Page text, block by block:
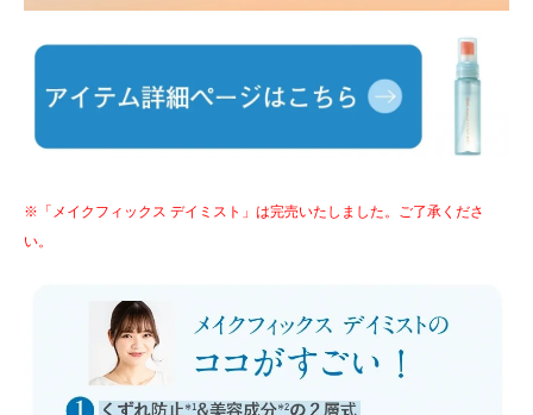
※「メイクフィックス デイミスト」は完売いたしました。ご了承くださ
い。